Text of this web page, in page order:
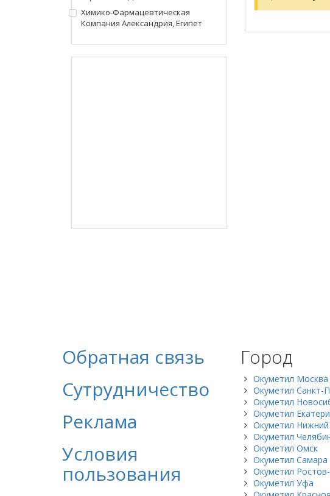
Химико-Фармацевтическая
Компания Александрия, Египет
Обратная связь
Сутрудничество
Реклама
Условия
пользования
Город
Окуметил Москва
Окуметил Санкт-
Окуметил
Окуметил
Окуметил
Окуметил
Окуметил Омск
Окуметил Самара
Окуметил
Окуметил Уфа